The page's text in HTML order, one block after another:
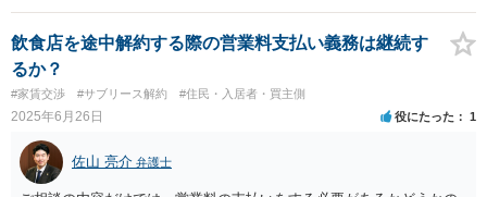
護士や不動産業者の選び方は、知人経由、弁護士会、インターネット
等の方法が考えられます。 事前準備はマンション購入時の書類を準備
しておくこと、注意点は聞きたいことを事前にメモしておくことかと
思います。
飲食店を途中解約する際の営業料支払い義務は継続す
るか？
#家賃交渉 #サブリース解約 #住民・入居者・買主側
2025年6月26日 役にたった 1
佐山 亮介 弁護士